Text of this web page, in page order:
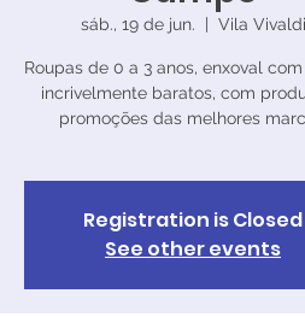
sáb., 19 de jun. Vila Vivaldi
Roupas de 0 a 3 anos, enxoval
incrivelmente baratos, com
promoções das melhores
Registration is Closed
See other events